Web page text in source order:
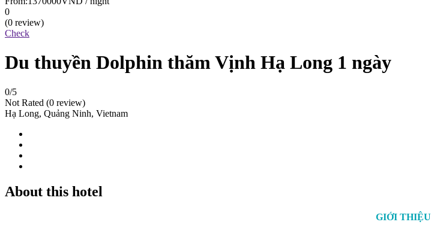
0
(0 review)
Check
Du thuyền Dolphin thăm Vịnh Hạ Long 1 ngày
0/5
Not Rated (0 review)
Hạ Long, Quảng Ninh, Vietnam
About this hotel
GIỚI THIỆU